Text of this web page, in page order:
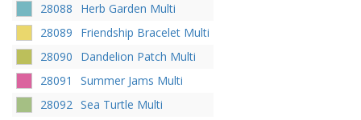
28088
Herb Garden Multi
28089
Friendship Bracelet Multi
28090
Dandelion Patch Multi
28091
Summer Jams Multi
28092 Sea Turtle Multi